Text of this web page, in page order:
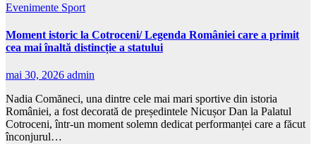
Evenimente Sport
Moment istoric la Cotroceni/ Legenda României care a primit
cea mai înaltă distincție a statului
mai 30, 2026 admin
Nadia Comăneci, una dintre cele mai mari sportive din istoria
României, a fost decorată de președintele Nicușor Dan la Palatul
Cotroceni, într-un moment solemn dedicat performanței care a făcut
înconjurul…